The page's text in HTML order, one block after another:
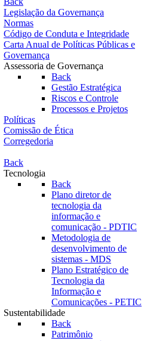
Legislação da Governança
Normas
Código de Conduta e Integridade
Carta Anual de Políticas Públicas e
Governança
Assessoria de Governança
Back
Gestão Estratégica
Riscos e Controle
Processos e Projetos
Políticas
Comissão de Ética
Corregedoria
Back
Tecnologia
Back
Plano diretor de
tecnologia da
informação e
comunicação - PDTIC
Metodologia de
desenvolvimento de
sistemas - MDS
Plano Estratégico de
Tecnologia da
Informação e
Comunicações - PETIC
Sustentabilidade
Back
Patrimônio